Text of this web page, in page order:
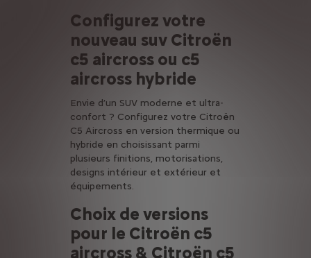
Configurez votre
nouveau suv Citroën
c5 aircross ou c5
aircross hybride
Envie d’un SUV moderne et ultra-
confort ? Configurez votre Citroën
C5 Aircross en version thermique ou
hybride en choisissant parmi
plusieurs finitions, motorisations,
designs intérieur et extérieur et
équipements.
Choix de versions
pour le Citroën c5
aircross & Citroën c5